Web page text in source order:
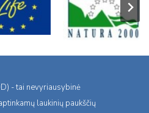
- tai nevyriausybinė
laukinių paukščių